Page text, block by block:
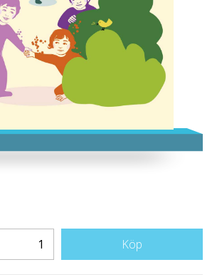
Köp